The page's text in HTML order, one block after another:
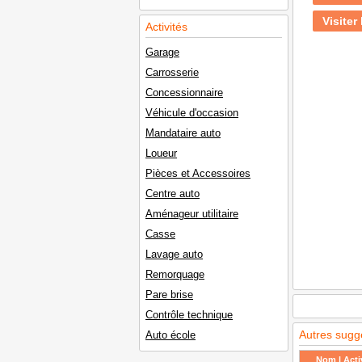
Activités
Garage
Carrosserie
Concessionnaire
Véhicule d'occasion
Mandataire auto
Loueur
Pièces et Accessoires
Centre auto
Aménageur utilitaire
Casse
Lavage auto
Remorquage
Pare brise
Contrôle technique
Auto école
Visiter
Autres
Nom |